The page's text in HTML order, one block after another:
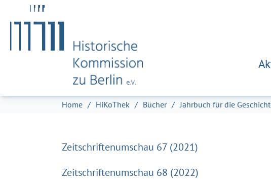
Zum Hauptinhalt springen
Skip to page footer
Sie sind hier:
Home HiKoThek Bücher Jahrbuch für die
Zeitschriftenumschau 67 (2021)
Zeitschriftenumschau 68 (2022)